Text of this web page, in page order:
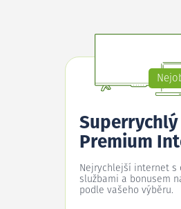
Superrychlý
Premium
Nejrychlejší internet s
službami a bonusem
podle vašeho výběru.